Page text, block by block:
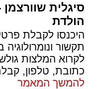
סיגלית שוורצמן
הולדת
היכנסו לקבלת
תקשור ונומרולוגיה
לקרוא המלצות
כתובת, טלפון,
להמשך המאמר